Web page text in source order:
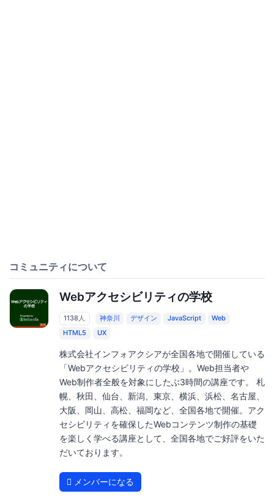
コミュニティについて
Webアクセシビリティの学校
1138人 神奈川 デザイン JavaScript
Web
HTML5
UX
株式会社インフォアクシアが全国各地で開催している
「Webアクセシビリティの学校」。Web担当者や
Web制作者全般を対象にしたぶ3時間の講座です。 札
幌、秋田、仙台、新潟、東京、横浜、浜松、名古屋、
大阪、岡山、高松、福岡など、全国各地で開催。アク
セシビリティを確保したWebコンテンツ制作の基礎
を楽しく学べる講座として、全国各地でご好評をいた
だいております。
メンバーになる